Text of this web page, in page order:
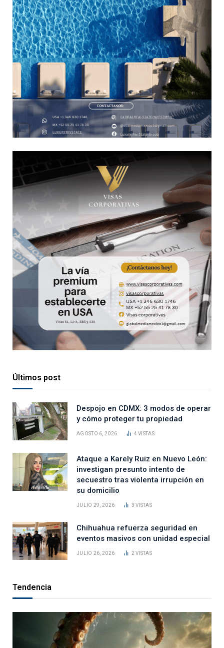
Últimos post
Despojo en CDMX: 3 modos de operar
y cómo proteger tu propiedad
AGOSTO 6, 2026 4VISTAS
Ataque a Karely Ruiz en Nuevo León:
investigan presunto intento de
secuestro tras violenta irrupción en
su domicilio
JULIO 29, 2026 3VISTAS
Chihuahua refuerza seguridad en
eventos masivos con unidad especial
JULIO 26, 2026 2VISTAS
Tendencia